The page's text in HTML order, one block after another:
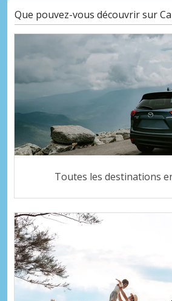
Que pouvez-vous découvrir sur
Toutes les destinations